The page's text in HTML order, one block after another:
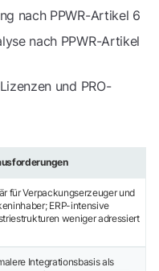
nach PPWR-Artikel 6
nach PPWR-Artikel
und PRO-
für Verpackungserzeuger und
ERP-intensive
weniger adressiert
Integrationsbasis als